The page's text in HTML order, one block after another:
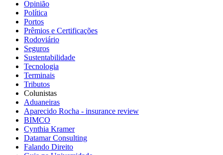
Opinião
Política
Portos
Prêmios e Certificações
Rodoviário
Seguros
Sustentabilidade
Tecnologia
Terminais
Tributos
Colunistas
Aduaneiras
Aparecido Rocha - insurance review
BIMCO
Cynthia Kramer
Datamar Consulting
Falando Direito